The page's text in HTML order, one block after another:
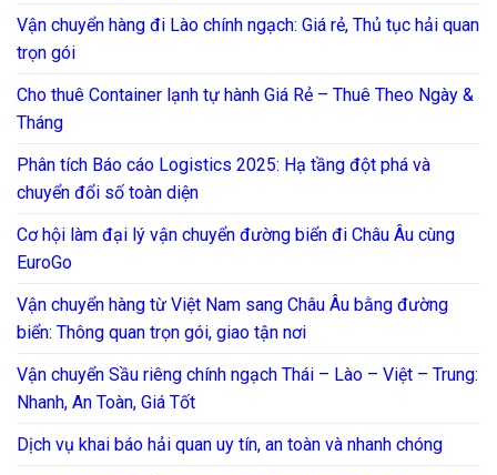
Vận chuyển hàng đi Lào chính ngạch: Giá rẻ, Thủ tục hải quan
trọn gói
Cho thuê Container lạnh tự hành Giá Rẻ – Thuê Theo Ngày &
Tháng
Phân tích Báo cáo Logistics 2025: Hạ tầng đột phá và
chuyển đổi số toàn diện
Cơ hội làm đại lý vận chuyển đường biển đi Châu Âu cùng
EuroGo
Vận chuyển hàng từ Việt Nam sang Châu Âu bằng đường
biển: Thông quan trọn gói, giao tận nơi
Vận chuyển Sầu riêng chính ngạch Thái – Lào – Việt – Trung:
Nhanh, An Toàn, Giá Tốt
Dịch vụ khai báo hải quan uy tín, an toàn và nhanh chóng